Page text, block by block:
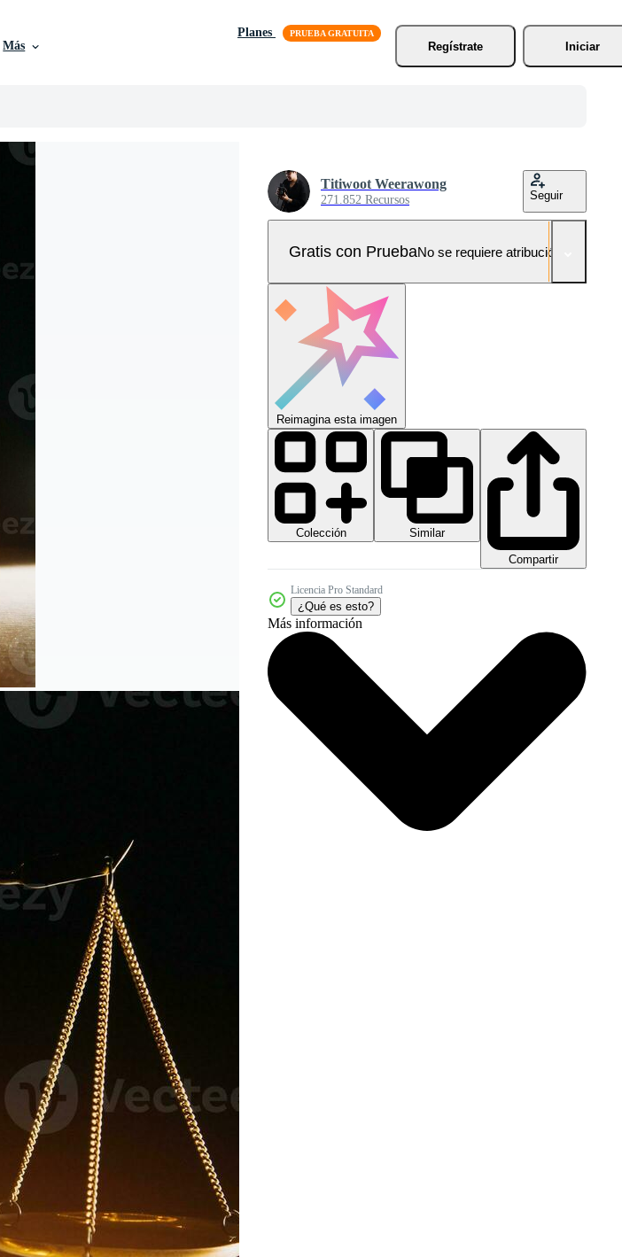
Más
Planes
Regístrate
Iniciar
Titiwoot Weerawong
271.852 Recursos Seguir
Gratis con PruebaNo se requiere atribución!
Reimagina esta imagen
Colección
Similar
Compartir
Licencia Pro Standard
¿Qué es esto?
Más información